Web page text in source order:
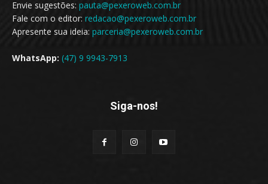
Envie sugestões: pauta@pexeroweb.com.br
Fale com o editor: redacao@pexeroweb.com.br
Apresente sua ideia: parceria@pexeroweb.com.br
WhatsApp: (47) 9 9943-7913
Siga-nos!